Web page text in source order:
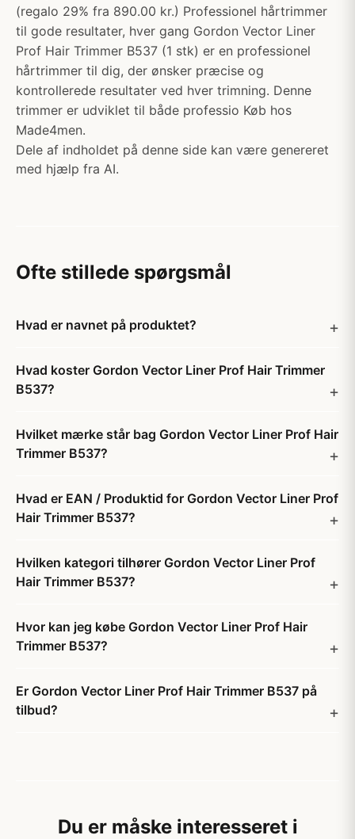
(regalo 29% fra 890.00 kr.) Professionel hårtrimmer
til gode resultater, hver gang Gordon Vector Liner
Prof Hair Trimmer B537 (1 stk) er en professionel
hårtrimmer til dig, der ønsker præcise og
kontrollerede resultater ved hver trimning. Denne
trimmer er udviklet til både professio Køb hos
Made4men.
Dele af indholdet på denne side kan være genereret
med hjælp fra AI.
Ofte stillede spørgsmål
Hvad er navnet på produktet?
Hvad koster Gordon Vector Liner Prof Hair Trimmer
B537?
Hvilket mærke står bag Gordon Vector Liner Prof Hair
Trimmer B537?
Hvad er EAN / Produktid for Gordon Vector Liner Prof
Hair Trimmer B537?
Hvilken kategori tilhører Gordon Vector Liner Prof
Hair Trimmer B537?
Hvor kan jeg købe Gordon Vector Liner Prof Hair
Trimmer B537?
Er Gordon Vector Liner Prof Hair Trimmer B537 på
tilbud?
Du er måske interesseret i